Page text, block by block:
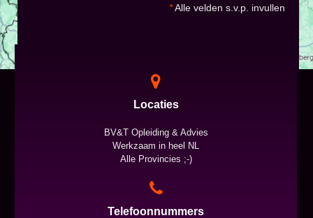
*Alle velden s.v.p. invullen
Locaties
BV&T Opleiding & Advies
Werkzaam in heel NL
Alle Provincies ;-)
Telefoonnummers